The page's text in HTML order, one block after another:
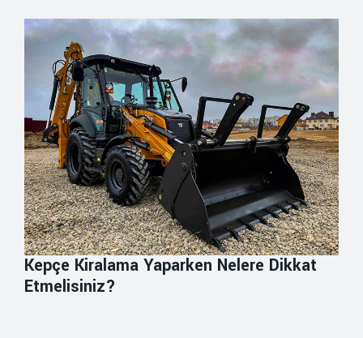
Kepçe Kiralama Yaparken Nelere Dikkat
Etmelisiniz?